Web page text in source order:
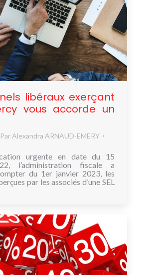
libéraux exerçant
vous accorde un
Par Alexandra ARNAUD-EMERY
urgente en date du 15
l’administration fiscale a
du 1er janvier 2023, les
par les associés d’une SEL